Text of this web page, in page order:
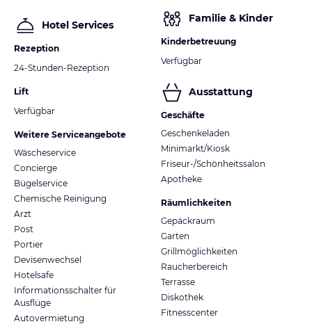
Hotel Services
Rezeption
24-Stunden-Rezeption
Lift
Verfügbar
Weitere Serviceangebote
Wäscheservice
Concierge
Bügelservice
Chemische Reinigung
Arzt
Post
Portier
Devisenwechsel
Hotelsafe
Informationsschalter für
Ausflüge
Autovermietung
Familie & Kinder
Kinderbetreuung
Verfügbar
Ausstattung
Geschäfte
Geschenkeladen
Minimarkt/Kiosk
Friseur-/Schönheitssalon
Apotheke
Räumlichkeiten
Gepäckraum
Garten
Grillmöglichkeiten
Raucherbereich
Terrasse
Diskothek
Fitnesscenter